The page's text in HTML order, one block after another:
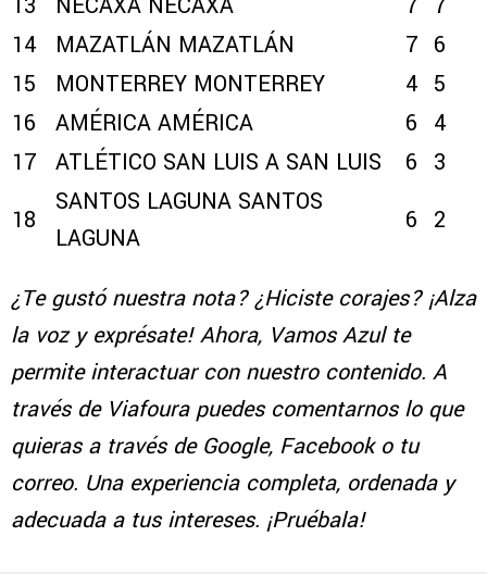
13
NECAXA NECAXA 7 7
14
MAZATLÁN MAZATLÁN 7 6
15
MONTERREY MONTERREY 4 5
16
AMÉRICA AMÉRICA 6 4
17
ATLÉTICO SAN LUIS A SAN LUIS 6 3
18
SANTOS LAGUNA SANTOS
LAGUNA
6 2
¿Te gustó nuestra nota? ¿Hiciste corajes? ¡Alza
la voz y exprésate! Ahora, Vamos Azul te
permite interactuar con nuestro contenido. A
través de Viafoura puedes comentarnos lo que
quieras a través de Google, Facebook o tu
correo. Una experiencia completa, ordenada y
adecuada a tus intereses. ¡Pruébala!